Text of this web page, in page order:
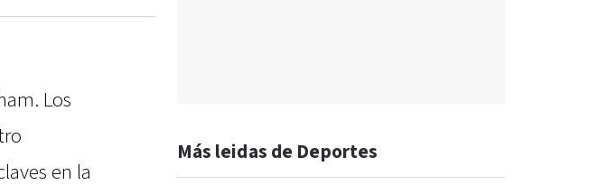
Los
en la
Más leidas de Deportes